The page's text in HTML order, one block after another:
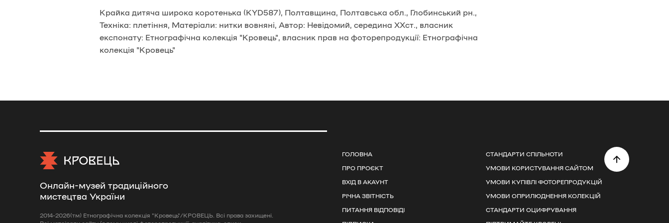
Крайка дитяча широка коротенька (KYD587), Полтавщина, Полтавська обл., Глобинський рн.,
Техніка: плетіння, Матеріали: нитки вовняні, Автор: Невідомий, середина ХХст., власник
експонату: Етнографічна колекція "Кровець", власник прав на фоторепродукції: Етнографічна
колекція "Кровець"
Онлайн-музей традиційного
мистецтва України
2014-2026(тм) Етнографічна колекція "Кровець"/КРОВЕЦЬ. Всі права захищені.
ГОЛОВНА
СТАНДАРТИ СПІЛЬНОТИ
ПРО ПРОЄКТ
УМОВИ КОРИСТУВАННЯ САЙТОМ
ВХІД В АКАУНТ
УМОВИ КУПІВЛІ ФОТОРЕПРОДУКЦІЙ
РІЧНА ЗВІТНІСТЬ
УМОВИ ОПРИЛЮДНЕННЯ КОЛЕКЦІЙ
ПИТАННЯ ВІДПОВІДІ
СТАНДАРТИ ОЦИФРУВАННЯ